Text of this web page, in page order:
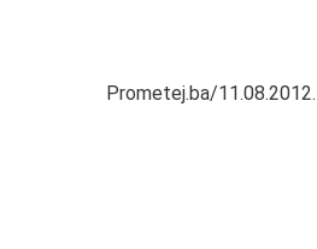
Prometej.ba/11.08.2012.